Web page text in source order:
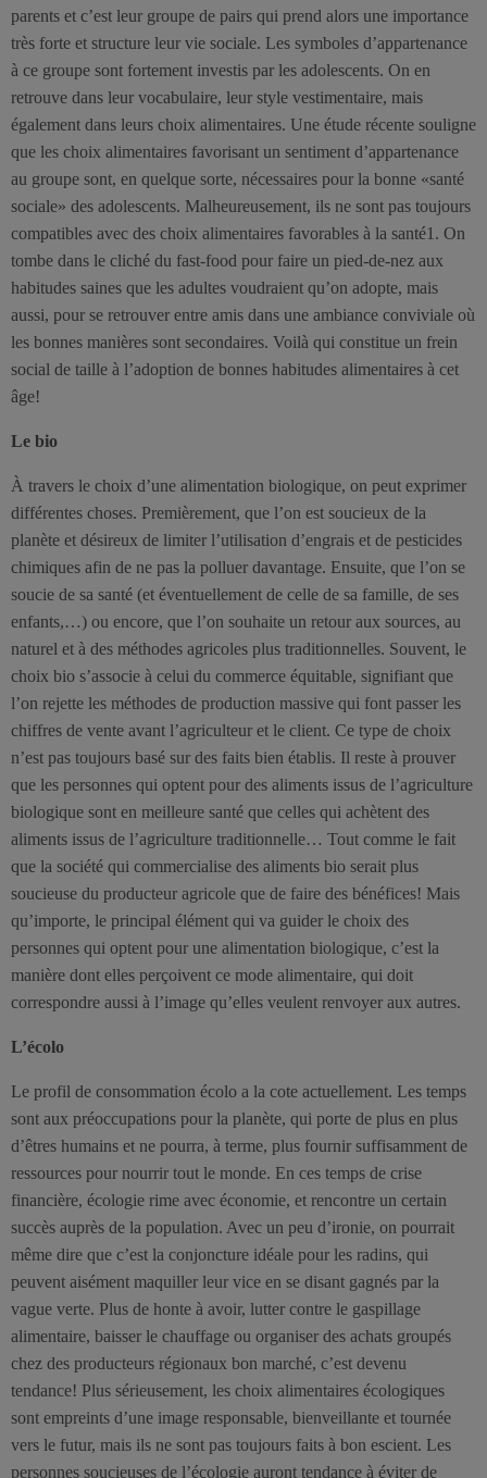
parents et c’est leur groupe de pairs qui prend alors une importance
très forte et structure leur vie sociale. Les symboles d’appartenance
à ce groupe sont fortement investis par les adolescents. On en
retrouve dans leur vocabulaire, leur style vestimentaire, mais
également dans leurs choix alimentaires. Une étude récente souligne
que les choix alimentaires favorisant un sentiment d’appartenance
au groupe sont, en quelque sorte, nécessaires pour la bonne «santé
sociale» des adolescents. Malheureusement, ils ne sont pas toujours
compatibles avec des choix alimentaires favorables à la santé1. On
tombe dans le cliché du fast-food pour faire un pied-de-nez aux
habitudes saines que les adultes voudraient qu’on adopte, mais
aussi, pour se retrouver entre amis dans une ambiance conviviale où
les bonnes manières sont secondaires. Voilà qui constitue un frein
social de taille à l’adoption de bonnes habitudes alimentaires à cet
âge!
Le bio
À travers le choix d’une alimentation biologique, on peut exprimer
différentes choses. Premièrement, que l’on est soucieux de la
planète et désireux de limiter l’utilisation d’engrais et de pesticides
chimiques afin de ne pas la polluer davantage. Ensuite, que l’on se
soucie de sa santé (et éventuellement de celle de sa famille, de ses
enfants,…) ou encore, que l’on souhaite un retour aux sources, au
naturel et à des méthodes agricoles plus traditionnelles. Souvent, le
choix bio s’associe à celui du commerce équitable, signifiant que
l’on rejette les méthodes de production massive qui font passer les
chiffres de vente avant l’agriculteur et le client. Ce type de choix
n’est pas toujours basé sur des faits bien établis. Il reste à prouver
que les personnes qui optent pour des aliments issus de l’agriculture
biologique sont en meilleure santé que celles qui achètent des
aliments issus de l’agriculture traditionnelle… Tout comme le fait
que la société qui commercialise des aliments bio serait plus
soucieuse du producteur agricole que de faire des bénéfices! Mais
qu’importe, le principal élément qui va guider le choix des
personnes qui optent pour une alimentation biologique, c’est la
manière dont elles perçoivent ce mode alimentaire, qui doit
correspondre aussi à l’image qu’elles veulent renvoyer aux autres.
L’écolo
Le profil de consommation écolo a la cote actuellement. Les temps
sont aux préoccupations pour la planète, qui porte de plus en plus
d’êtres humains et ne pourra, à terme, plus fournir suffisamment de
ressources pour nourrir tout le monde. En ces temps de crise
financière, écologie rime avec économie, et rencontre un certain
succès auprès de la population. Avec un peu d’ironie, on pourrait
même dire que c’est la conjoncture idéale pour les radins, qui
peuvent aisément maquiller leur vice en se disant gagnés par la
vague verte. Plus de honte à avoir, lutter contre le gaspillage
alimentaire, baisser le chauffage ou organiser des achats groupés
chez des producteurs régionaux bon marché, c’est devenu
tendance! Plus sérieusement, les choix alimentaires écologiques
sont empreints d’une image responsable, bienveillante et tournée
vers le futur, mais ils ne sont pas toujours faits à bon escient. Les
personnes soucieuses de l’écologie auront tendance à éviter de